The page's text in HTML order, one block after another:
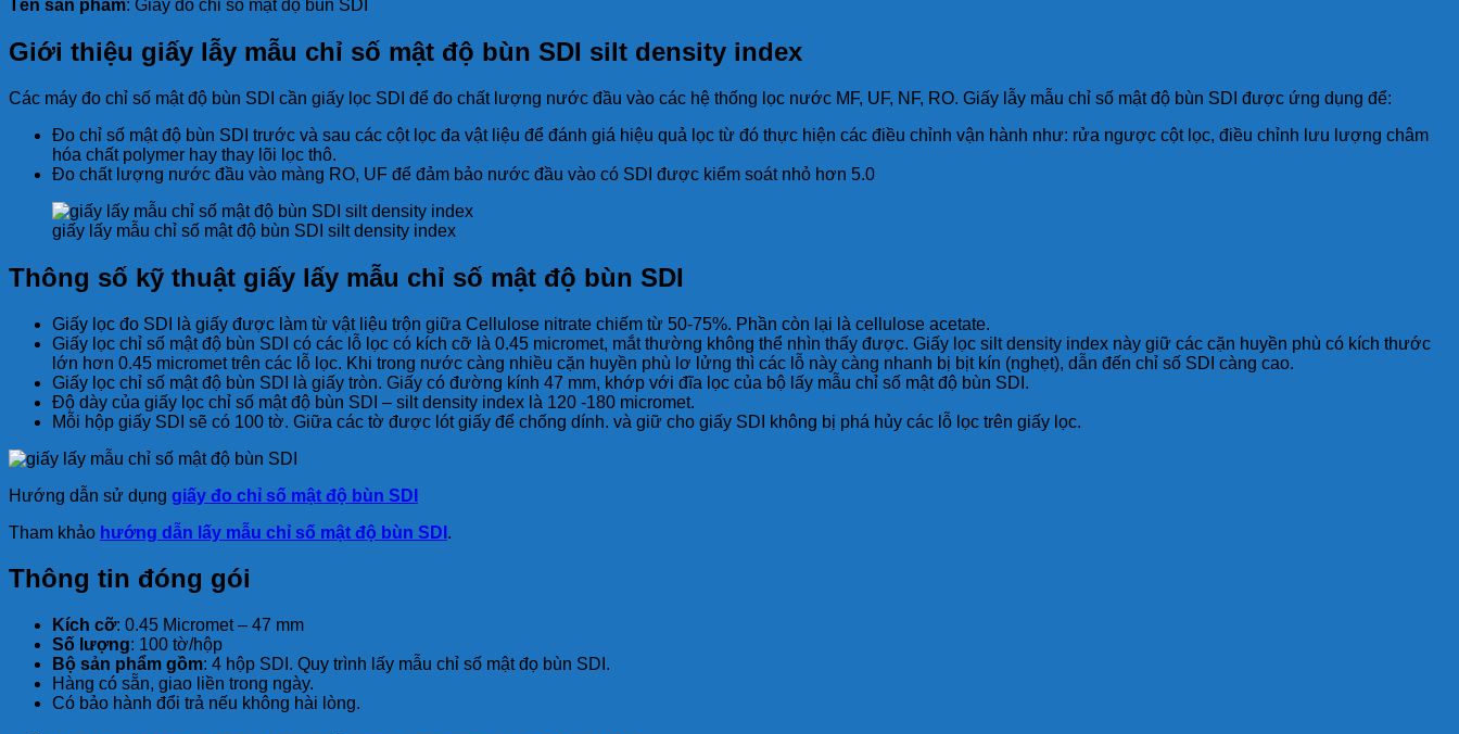
Tên sản phẩm: Giấy đo chỉ số mật độ bùn SDI
Giới thiệu giấy lẫy mẫu chỉ số mật độ bùn SDI silt density index
Các máy đo chỉ số mật độ bùn SDI cần giấy lọc SDI để đo chất lượng nước đầu vào các hệ thống lọc nước MF, UF, NF, RO. Giấy lẫy mẫu chỉ số mật độ bùn SDI được ứng dụng để:
Đo chỉ số mật độ bùn SDI trước và sau các cột lọc đa vật liệu để đánh giá hiệu quả lọc từ đó thực hiện các điều chỉnh vận hành như: rửa ngược cột lọc, điều chỉnh lưu lượng châm
hóa chất polymer hay thay lõi lọc thô.
Đo chất lượng nước đầu vào màng RO, UF để đảm bảo nước đầu vào có SDI được kiểm soát nhỏ hơn 5.0
giấy lấy mẫu chỉ số mật độ bùn SDI silt density index
Thông số kỹ thuật giấy lấy mẫu chỉ số mật độ bùn SDI
Giấy lọc đo SDI là giấy được làm từ vật liệu trộn giữa Cellulose nitrate chiếm từ 50-75%. Phần còn lại là cellulose acetate.
Giấy lọc chỉ số mật độ bùn SDI có các lỗ lọc có kích cỡ là 0.45 micromet, mắt thường không thể nhìn thấy được. Giấy lọc silt density index này giữ các cặn huyền phù có kích thước
lớn hơn 0.45 micromet trên các lỗ lọc. Khi trong nước càng nhiều cặn huyền phù lơ lửng thì các lỗ này càng nhanh bị bịt kín (nghẹt), dẫn đến chỉ số SDI càng cao.
Giấy lọc chỉ số mật độ bùn SDI là giấy tròn. Giấy có đường kính 47 mm, khớp với đĩa lọc của bộ lấy mẫu chỉ số mật độ bùn SDI.
Độ dày của giấy lọc chỉ số mật độ bùn SDI – silt density index là 120 -180 micromet.
Mỗi hộp giấy SDI sẽ có 100 tờ. Giữa các tờ được lót giấy để chống dính. và giữ cho giấy SDI không bị phá hủy các lỗ lọc trên giấy lọc.
Hướng dẫn sử dụng giấy đo chỉ số mật độ bùn SDI
Tham khảo hướng dẫn lấy mẫu chỉ số mật độ bùn SDI .
Thông tin đóng gói
Kích cỡ: 0.45 Micromet – 47 mm
Số lượng: 100 tờ/hộp
Bộ sản phẩm gồm: 4 hộp SDI. Quy trình lấy mẫu chỉ số mật đọ bùn SDI.
Hàng có sẵn, giao liền trong ngày.
Có bảo hành đổi trả nếu không hài lòng.